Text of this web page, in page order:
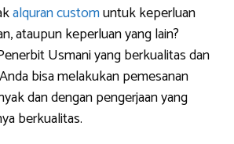
alquran customuntuk keperluan
ataupun keperluan yang lain?
Usmani yang berkualitas dan
bisa melakukan pemesanan
dan dengan pengerjaan yang
berkualitas.